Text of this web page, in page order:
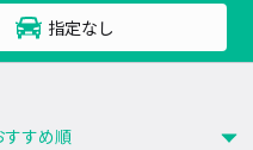
指定なし